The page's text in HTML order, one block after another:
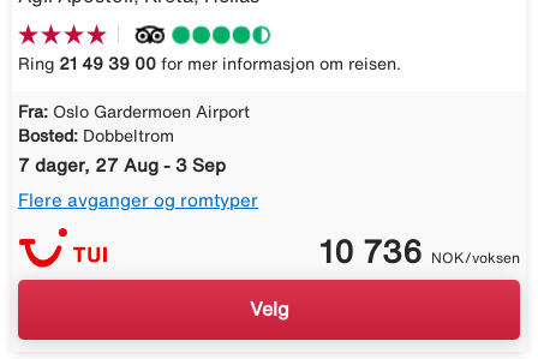
Ring 21 49 39 00 for mer informasjon om reisen.
Fra: Oslo Gardermoen Airport
Bosted: Dobbeltrom
7 dager, 27 Aug - 3 Sep
Flere avganger og romtyper
10 736 NOK/voksen
Velg